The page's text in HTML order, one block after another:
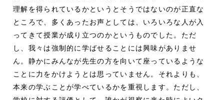
理解を得られているかというとそうではないのが正直な
ところで、多くあったお声としては、いろいろな人が入
ってきて授業が成り立つのかというものでした。ただ
し、我々は強制的に学ばせることには興味がありませ
ん。静かにみんなが先生の方を向いて座っているような
ことに力をかけようとは思っていません。それよりも、
本来の学ぶことが学べているかを重視します。ただし、